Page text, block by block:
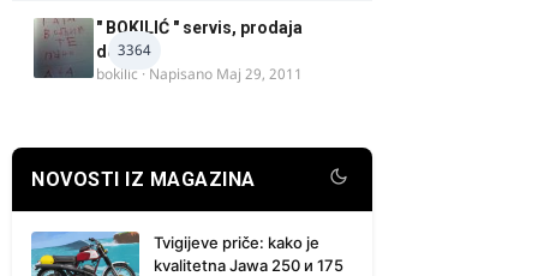
3364
" BOKILIĆ " servis, prodaja
delova
bokilic · Napisano Maj 29, 2011
NOVOSTI IZ MAGAZINA
Tvigijeve priče: kako je
kvalitetna Jawa 250 и 175